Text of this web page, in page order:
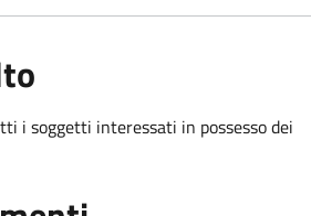
i soggetti interessati in possesso dei